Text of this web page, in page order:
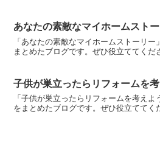
あなたの素敵なマイホームスト
「あなたの素敵なマイホームストーリ
まとめたブログです。ぜひ役立ててくだ
子供が巣立ったらリフォームを
「子供が巣立ったらリフォームを考え
をまとめたブログです。ぜひ役立ててく